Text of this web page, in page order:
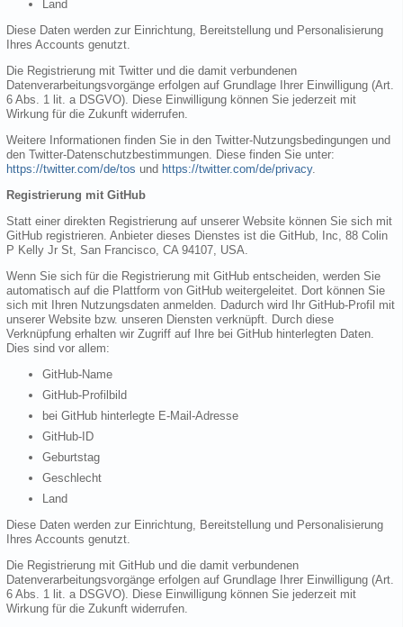
Land
Diese Daten werden zur Einrichtung, Bereitstellung und Personalisierung
Ihres Accounts genutzt.
Die Registrierung mit Twitter und die damit verbundenen
Datenverarbeitungsvorgänge erfolgen auf Grundlage Ihrer Einwilligung (Art.
6 Abs. 1 lit. a DSGVO). Diese Einwilligung können Sie jederzeit mit
Wirkung für die Zukunft widerrufen.
Weitere Informationen finden Sie in den Twitter-Nutzungsbedingungen und
den Twitter-Datenschutzbestimmungen. Diese finden Sie unter:
https://twitter.com/de/tos und https://twitter.com/de/privacy.
Registrierung mit GitHub
Statt einer direkten Registrierung auf unserer Website können Sie sich mit
GitHub registrieren. Anbieter dieses Dienstes ist die GitHub, Inc, 88 Colin
P Kelly Jr St, San Francisco, CA 94107, USA.
Wenn Sie sich für die Registrierung mit GitHub entscheiden, werden Sie
automatisch auf die Plattform von GitHub weitergeleitet. Dort können Sie
sich mit Ihren Nutzungsdaten anmelden. Dadurch wird Ihr GitHub-Profil mit
unserer Website bzw. unseren Diensten verknüpft. Durch diese
Verknüpfung erhalten wir Zugriff auf Ihre bei GitHub hinterlegten Daten.
Dies sind vor allem:
GitHub-Name
GitHub-Profilbild
bei GitHub hinterlegte E-Mail-Adresse
GitHub-ID
Geburtstag
Geschlecht
Land
Diese Daten werden zur Einrichtung, Bereitstellung und Personalisierung
Ihres Accounts genutzt.
Die Registrierung mit GitHub und die damit verbundenen
Datenverarbeitungsvorgänge erfolgen auf Grundlage Ihrer Einwilligung (Art.
6 Abs. 1 lit. a DSGVO). Diese Einwilligung können Sie jederzeit mit
Wirkung für die Zukunft widerrufen.